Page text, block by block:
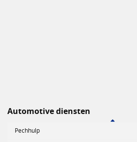
Automotive diensten
Pechhulp